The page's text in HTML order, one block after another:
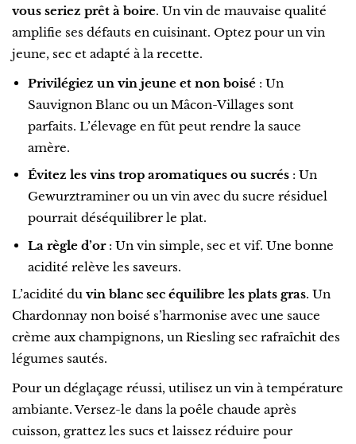
vous seriez prêt à boire. Un vin de mauvaise qualité
amplifie ses défauts en cuisinant. Optez pour un vin
jeune, sec et adapté à la recette.
Privilégiez un vin jeune et non boisé : Un
Sauvignon Blanc ou un Mâcon-Villages sont
parfaits. L’élevage en fût peut rendre la sauce
amère.
Évitez les vins trop aromatiques ou sucrés : Un
Gewurztraminer ou un vin avec du sucre résiduel
pourrait déséquilibrer le plat.
La règle d’or: Un vin simple, sec et vif. Une bonne
acidité relève les saveurs.
L’acidité du vin blanc sec équilibre les plats gras. Un
Chardonnay non boisé s’harmonise avec une sauce
crème aux champignons, un Riesling sec rafraîchit des
légumes sautés.
Pour un déglaçage réussi, utilisez un vin à température
ambiante. Versez-le dans la poêle chaude après
cuisson, grattez les sucs et laissez réduire pour